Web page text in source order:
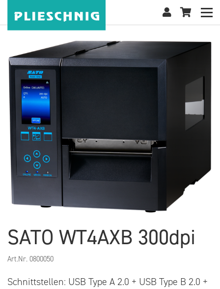
SATO WT4AXB 300dpi
Art.Nr. 0800050
Schnittstellen: USB Type A 2.0 + USB Type B 2.0 +